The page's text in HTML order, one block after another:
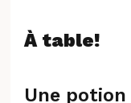
À table!
Une